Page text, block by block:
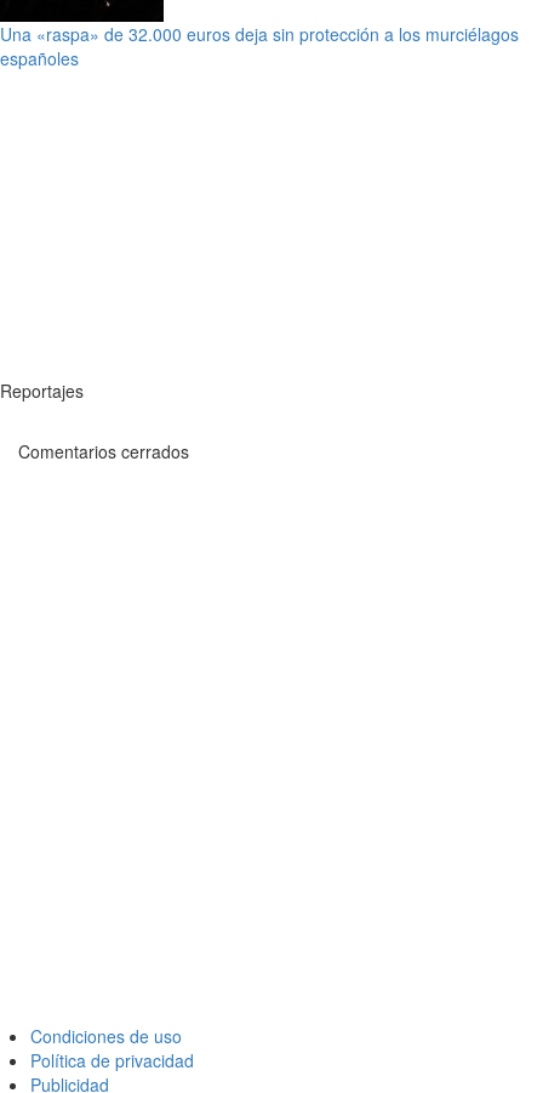
Una «raspa» de 32.000 euros deja sin protección a los murciélagos
españoles
Reportajes
Comentarios cerrados
Condiciones de uso
Política de privacidad
Publicidad